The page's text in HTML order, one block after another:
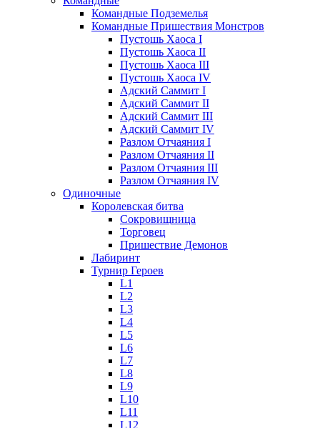
Командные Подземелья
Командные Пришествия Монстров
Пустошь Хаоса I
Пустошь Хаоса II
Пустошь Хаоса III
Пустошь Хаоса IV
Адский Саммит I
Адский Саммит II
Адский Саммит III
Адский Саммит IV
Разлом Отчаяния I
Разлом Отчаяния II
Разлом Отчаяния III
Разлом Отчаяния IV
Одиночные
Королевская битва
Сокровищница
Торговец
Пришествие Демонов
Лабиринт
Турнир Героев
L1
L2
L3
L4
L5
L6
L7
L8
L9
L10
L11
L12